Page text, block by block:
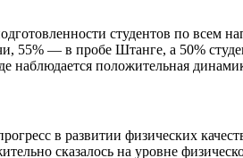
студентов по всем
55% — в пробе Штанге, а 50%
наблюдается положительная
в развитии физических
сказалось на уровне